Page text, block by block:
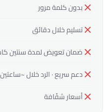
بدون كلمة مرور
تسليم خلال دقائق
ضمان تعويض لمدة سنتين
دعم سريع · الرد خلال ~ساعتين
أسعار شفّافة